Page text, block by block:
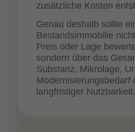
zusätzliche Kosten
Genau deshalb sollte
Bestandsimmobilie
Preis oder Lage
sondern über das
Substanz, Mikrolage,
Modernisierungsbedarf
langfristiger Nutzbarkeit.